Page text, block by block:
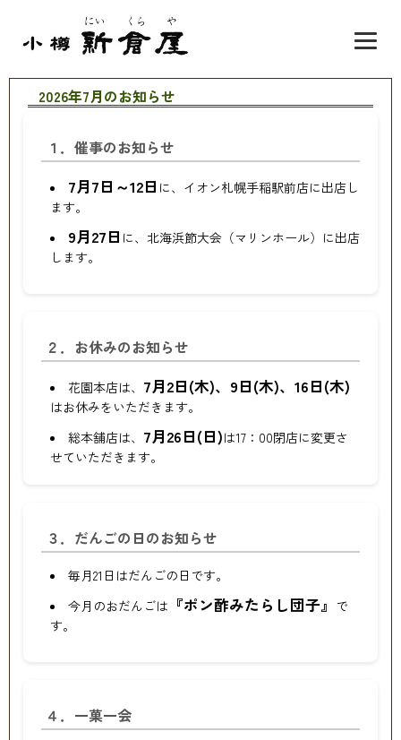
2026年7月のお知らせ
１．催事のお知らせ
7月7日～12日 に、イオン札幌手稲駅前店に出店し
ます。
9月27日 に、北海浜節大会（マリンホール）に出店
します。
２．お休みのお知らせ
花園本店は、 7月2日(木)、9日(木)、16日(木)
はお休みをいただきます。
総本舗店は、 7月26日(日)は17：00閉店に変更さ
せていただきます。
３．だんごの日のお知らせ
毎月21日はだんごの日です。
今月のおだんごは 『ポン酢みたらし団子』 で
す。
４．一菓一会